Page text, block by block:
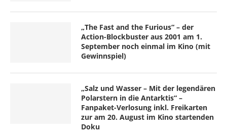
„The Fast and the Furious“ – der
Action-Blockbuster aus 2001 am 1.
September noch einmal im Kino (mit
Gewinnspiel)
„Salz und Wasser – Mit der legendären
Polarstern in die Antarktis“ –
Fanpaket-Verlosung inkl. Freikarten
zur am 20. August im Kino startenden
Doku